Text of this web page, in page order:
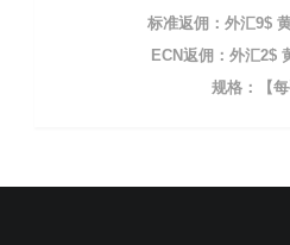
标准返佣：外汇9$
ECN返佣：外汇2$
规格：【每